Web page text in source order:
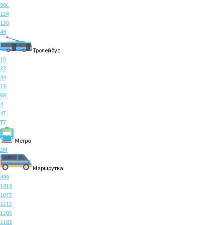
50с
124
130
49
Тролейбус
10
33
44
13
68
4
47
77
Метро
2M
Маршрутка
499
1419
1077
1212
1203
1183